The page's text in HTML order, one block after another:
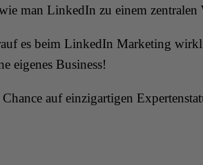
man LinkedIn zu einem
es beim LinkedIn Marketing
eigenes Business!
auf einzigartigen